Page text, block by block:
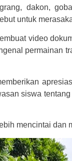
dakon,
untuk
video
permainan
siswa
mencintai dan